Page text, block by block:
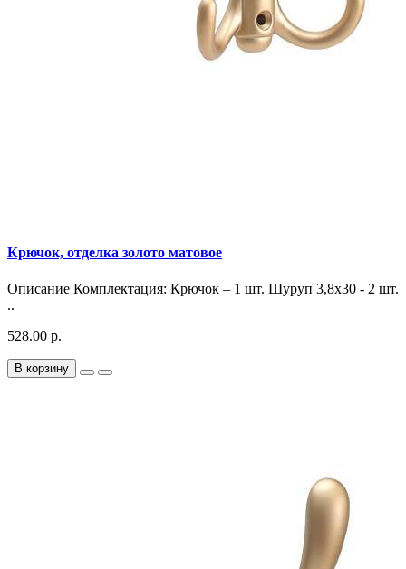
Крючок, отделка золото матовое
Описание Комплектация: Крючок – 1 шт. Шуруп 3,8х30 - 2 шт.
..
528.00 р.
В корзину